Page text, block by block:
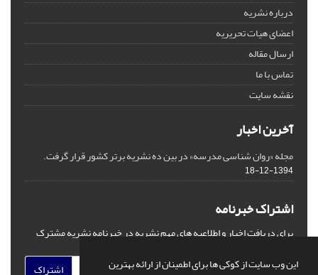
این وب سایت از کوکی ها برای اطمینان از ارائه بهترین
درباره نشریه
اعضای هیات تحریریه
ارسال مقاله
تماس با ما
نقشه سایت
آخرین اخبار
مجله «روان شناسی مدرسه» در بین ده نشریه برتر کشور قرار گرفت.
1394-12-18
اشتراک خبرنامه
برای دریافت اخبار و اطلاعیه های مهم نشریه در خبرنامه نشریه مشترک
اشتراک